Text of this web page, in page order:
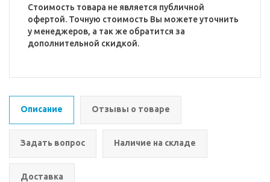
Стоимость товара не является публичной
офертой. Точную стоимость Вы можете уточнить
у менеджеров, а так же обратится за
дополнительной скидкой.
Описание Отзывы о товаре
Задать вопрос Наличие на складе
Доставка